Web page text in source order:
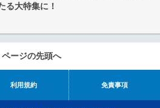
る大特集に！
ページの先頭へ
利用規約 免責事項